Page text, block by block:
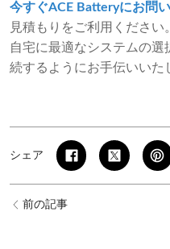
今すぐACE Batteryにお問
見積もりをご利用くださ
自宅に最適なシステムの
続するようにお手伝いいた
シェア
前の記事